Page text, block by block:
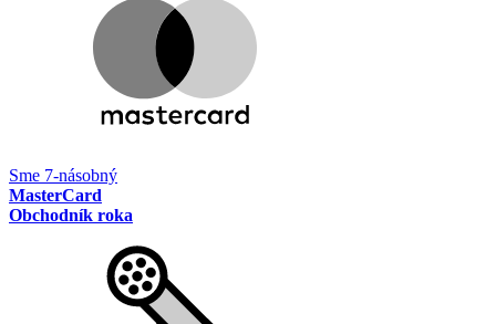
Sme 7-násobný
MasterCard
Obchodník roka